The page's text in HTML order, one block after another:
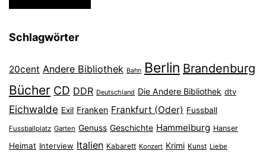
Schlagwörter
20cent Andere Bibliothek Bahn Berlin Brandenburg
Bücher CD DDR Deutschland Die Andere Bibliothek dtv
Eichwalde Exil Franken Frankfurt (Oder) Fussball
Fussballplatz Garten Genuss Geschichte Hammelburg Hanser
Heimat Interview Italien Kabarett Konzert Krimi Kunst Liebe